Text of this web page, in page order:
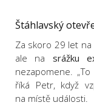
Štáhlavský
Za skoro 29 let na
ale na srážku
nezapomene.
říká Petr, když
na místě události.